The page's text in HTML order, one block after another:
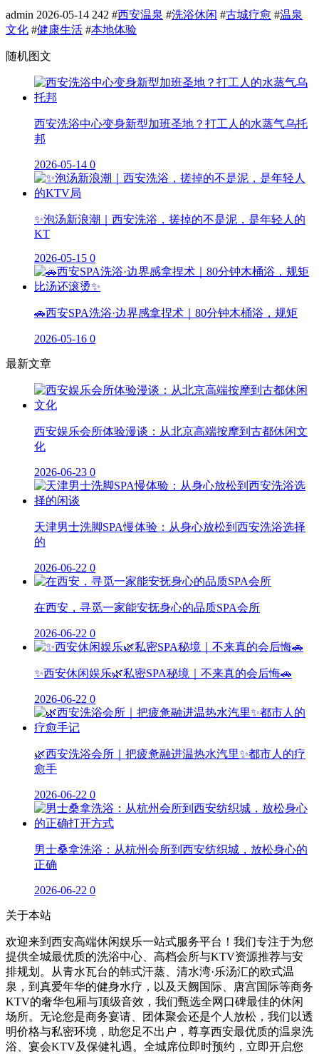
admin 2026-05-14 242 #西安温泉 #洗浴休闲 #古城疗愈 #温泉
文化 #健康生活 #本地体验
随机图文
西安洗浴中心变身新型加班圣地？打工人的水蒸气乌托
邦
2026-05-14 0
✨泡汤新浪潮｜西安洗浴，搓掉的不是泥，是年轻人的
KT
2026-05-15 0
🚗西安SPA洗浴·边界感拿捏术｜80分钟木桶浴，规矩
2026-05-16 0
最新文章
西安娱乐会所体验漫谈：从北京高端按摩到古都休闲文
化
2026-06-23 0
天津男士洗脚SPA慢体验：从身心放松到西安洗浴选择
的
2026-06-22 0
在西安，寻觅一家能安抚身心的品质SPA会所
2026-06-22 0
✨西安休闲娱乐🌿私密SPA秘境｜不来真的会后悔🚗
2026-06-22 0
🌿西安洗浴会所｜把疲惫融进温热水汽里✨都市人的疗
愈手
2026-06-22 0
男士桑拿洗浴：从杭州会所到西安纺织城，放松身心的
正确
2026-06-22 0
关于本站
欢迎来到西安高端休闲娱乐一站式服务平台！我们专注于为您
提供全城最优质的洗浴中心、高档会所与KTV资源推荐与安
排规划。从青水瓦台的韩式汗蒸、清水湾·乐汤汇的欧式温
泉，到真爱年华的健身水疗，以及天阙国际、唐宫国际等商务
KTV的奢华包厢与顶级音效，我们甄选全网口碑最佳的休闲
场所。无论您是商务宴请、团体聚会还是个人放松，我们以透
明价格与私密环境，助您足不出户，尊享西安最优质的温泉洗
浴、宴会KTV及保健礼遇。全城席位即时预约，立即开启您